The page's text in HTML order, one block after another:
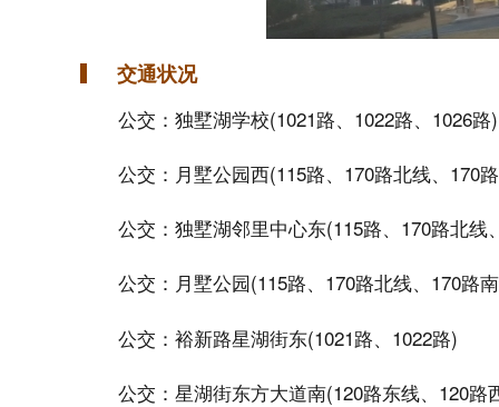
交通状况
公交：独墅湖学校(1021路、1022路、1026路)
公交：月墅公园西(115路、170路北线、170
公交：独墅湖邻里中心东(115路、170路北线
公交：月墅公园(115路、170路北线、170路
公交：裕新路星湖街东(1021路、1022路)
公交：星湖街东方大道南(120路东线、120路